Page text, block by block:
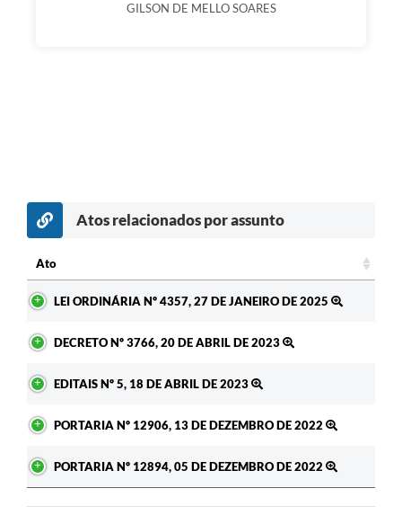
GILSON DE MELLO SOARES
Atos relacionados por assunto
Ato
LEI ORDINÁRIA Nº 4357, 27 DE JANEIRO DE 2025
DECRETO Nº 3766, 20 DE ABRIL DE 2023
EDITAIS Nº 5, 18 DE ABRIL DE 2023
PORTARIA Nº 12906, 13 DE DEZEMBRO DE 2022
PORTARIA Nº 12894, 05 DE DEZEMBRO DE 2022